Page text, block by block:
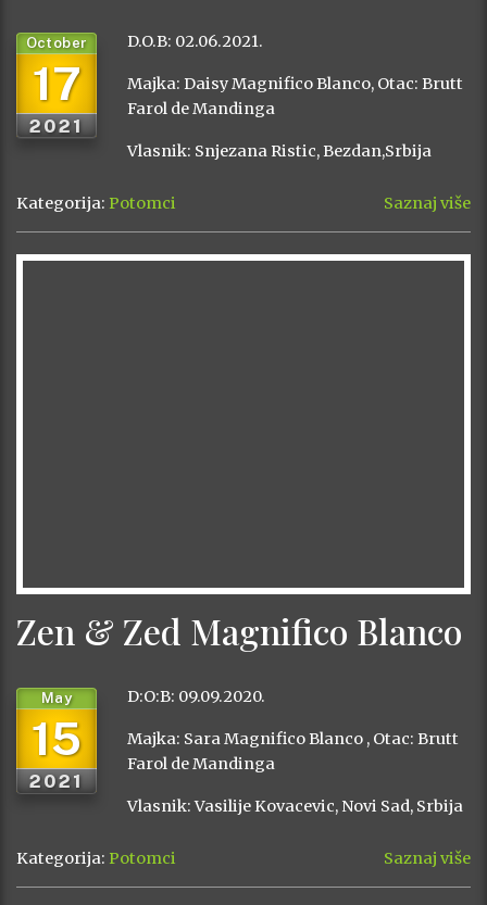
17
October
2021
D.O.B: 02.06.2021.
Majka: Daisy Magnifico Blanco, Otac: Brutt
Farol de Mandinga
Vlasnik: Snjezana Ristic, Bezdan,Srbija
Kategorija: Potomci Saznaj više
Zen & Zed Magnifico Blanco
15
May
2021
D:O:B: 09.09.2020.
Majka: Sara Magnifico Blanco , Otac: Brutt
Farol de Mandinga
Vlasnik: Vasilije Kovacevic, Novi Sad, Srbija
Kategorija: Potomci Saznaj više